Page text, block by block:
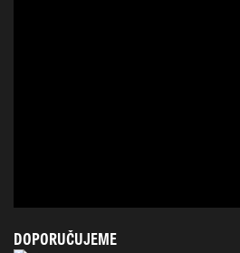
DOPORUČUJEME